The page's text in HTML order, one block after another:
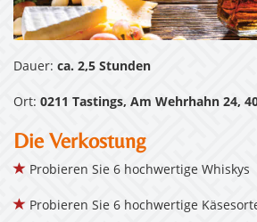
Dauer: ca. 2,5 Stunden
Ort: 0211 Tastings, Am Wehrhahn 24,
Die Verkostung
Probieren Sie 6 hochwertige Whiskys
Probieren Sie 6 hochwertige